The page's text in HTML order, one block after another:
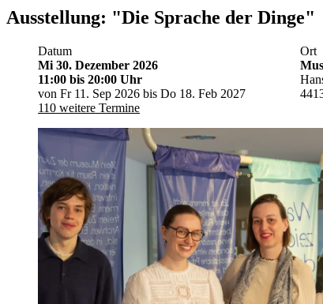
Ausstellung: "Die Sprache der Dinge"
Datum
Mi 30. Dezember 2026
11:00 bis 20:00 Uhr
von Fr 11. Sep 2026 bis Do 18. Feb 2027
110 weitere Termine
Ort